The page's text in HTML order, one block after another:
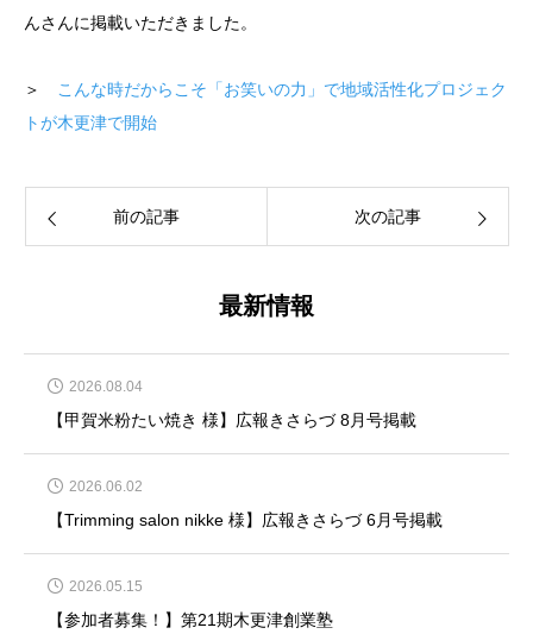
んさんに掲載いただきました。
＞
こんな時だからこそ「お笑いの力」で地域活性化プロジェク
トが木更津で開始
前の記事 次の記事
最新情報
2026.08.04
【甲賀米粉たい焼き 様】広報きさらづ 8月号掲載
2026.06.02
【Trimming salon nikke 様】広報きさらづ 6月号掲載
2026.05.15
【参加者募集！】第21期木更津創業塾